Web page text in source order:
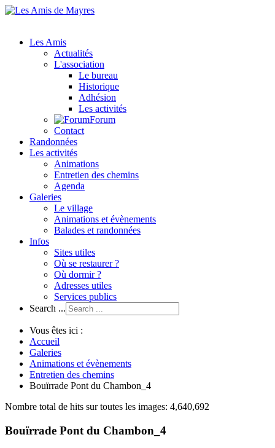
Les Amis
Actualités
L'association
Le bureau
Historique
Adhésion
Les activités
Forum
Contact
Randonnées
Les activités
Animations
Entretien des chemins
Agenda
Galeries
Le village
Animations et évènements
Balades et randonnées
Infos
Sites utiles
Où se restaurer ?
Où dormir ?
Adresses utiles
Services publics
Search ...
Vous êtes ici :
Accueil
Galeries
Animations et évènements
Entretien des chemins
Bouïrrade Pont du Chambon_4
Nombre total de hits sur toutes les images: 4,640,692
Bouïrrade Pont du Chambon_4